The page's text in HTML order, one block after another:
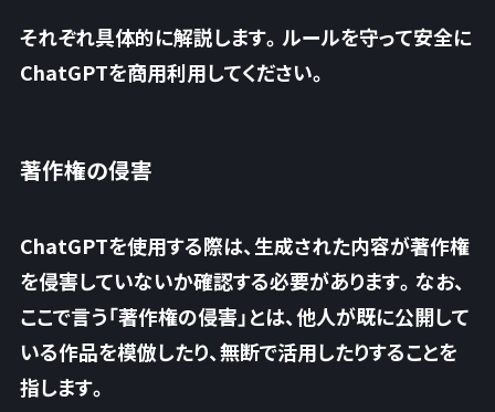
それぞれ具体的に解説します。ルールを守って安全に
ChatGPTを商用利用してください。
著作権の侵害
ChatGPTを使用する際は、生成された内容が著作権
を侵害していないか確認する必要があります。なお、
ここで言う「著作権の侵害」とは、他人が既に公開して
いる作品を模倣したり、無断で活用したりすることを
指します。